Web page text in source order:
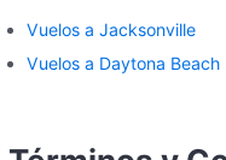
Vuelos a Jacksonville
Vuelos a Daytona Beach